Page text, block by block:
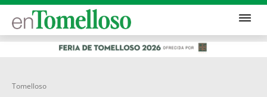
Tomelloso